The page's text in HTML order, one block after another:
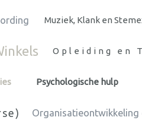
Muziek, Klank en
Opleiding en
Psychologische hulp
Organisatieontwikkeling